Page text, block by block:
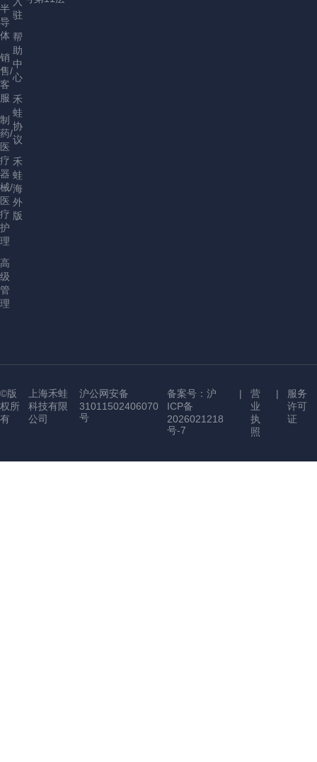
半
导
体
销
售/
客
服
制
药/
医
疗
器
械/
医
疗
护
理
高
级
管
理
驻
帮
助
中
心
禾
蛙
协
议
禾
蛙
海
外
版
©版
权所
有
上海禾蛙
科技有限
公司
沪公网安备
31011502406070
号
备案号：沪
ICP备
2026021218
号-7
|
营
业
执
照
|
服务
许可
证